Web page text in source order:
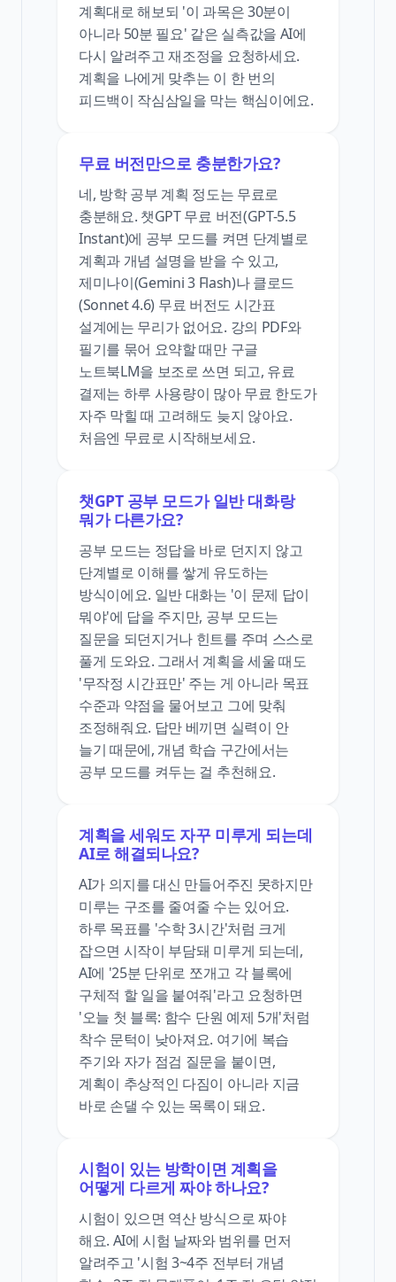
계획대로 해보되 '이 과목은 30분이
아니라 50분 필요' 같은 실측값을 AI에
다시 알려주고 재조정을 요청하세요.
계획을 나에게 맞추는 이 한 번의
피드백이 작심삼일을 막는 핵심이에요.
무료 버전만으로 충분한가요?
네, 방학 공부 계획 정도는 무료로
충분해요. 챗GPT 무료 버전(GPT-5.5
Instant)에 공부 모드를 켜면 단계별로
계획과 개념 설명을 받을 수 있고,
제미나이(Gemini 3 Flash)나 클로드
(Sonnet 4.6) 무료 버전도 시간표
설계에는 무리가 없어요. 강의 PDF와
필기를 묶어 요약할 때만 구글
노트북LM을 보조로 쓰면 되고, 유료
결제는 하루 사용량이 많아 무료 한도가
자주 막힐 때 고려해도 늦지 않아요.
처음엔 무료로 시작해보세요.
챗GPT 공부 모드가 일반 대화랑
뭐가 다른가요?
공부 모드는 정답을 바로 던지지 않고
단계별로 이해를 쌓게 유도하는
방식이에요. 일반 대화는 '이 문제 답이
뭐야'에 답을 주지만, 공부 모드는
질문을 되던지거나 힌트를 주며 스스로
풀게 도와요. 그래서 계획을 세울 때도
'무작정 시간표만' 주는 게 아니라 목표
수준과 약점을 물어보고 그에 맞춰
조정해줘요. 답만 베끼면 실력이 안
늘기 때문에, 개념 학습 구간에서는
공부 모드를 켜두는 걸 추천해요.
계획을 세워도 자꾸 미루게 되는데
AI로 해결되나요?
AI가 의지를 대신 만들어주진 못하지만
미루는 구조를 줄여줄 수는 있어요.
하루 목표를 '수학 3시간'처럼 크게
잡으면 시작이 부담돼 미루게 되는데,
AI에 '25분 단위로 쪼개고 각 블록에
구체적 할 일을 붙여줘'라고 요청하면
'오늘 첫 블록: 함수 단원 예제 5개'처럼
착수 문턱이 낮아져요. 여기에 복습
주기와 자가 점검 질문을 붙이면,
계획이 추상적인 다짐이 아니라 지금
바로 손댈 수 있는 목록이 돼요.
시험이 있는 방학이면 계획을
어떻게 다르게 짜야 하나요?
시험이 있으면 역산 방식으로 짜야
해요. AI에 시험 날짜와 범위를 먼저
알려주고 '시험 3~4주 전부터 개념